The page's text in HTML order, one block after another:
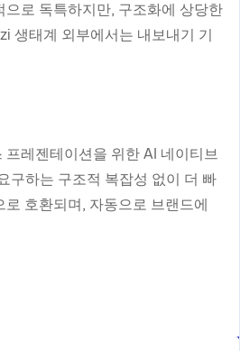
으로 독특하지만, 구조화에 상당한
생태계 외부에서는 내보내기 기
프레젠테이션을 위한 AI 네이티브
구하는 구조적 복잡성 없이 더 빠
호환되며, 자동으로 브랜드에